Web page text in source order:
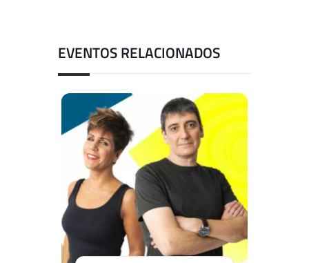
EVENTOS RELACIONADOS